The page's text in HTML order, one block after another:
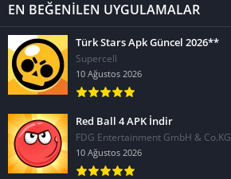
EN BEĞENİLEN UYGULAMALAR
Türk Stars Apk Güncel 2026**
Supercell
10 Ağustos 2026
Red Ball 4 APK İndir
FDG Entertainment GmbH & Co.KG
10 Ağustos 2026